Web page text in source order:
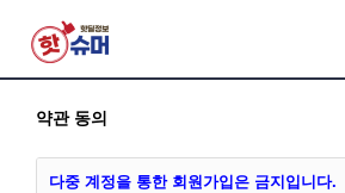
약관 동의
다중 계정을 통한 회원가입은 금지입니다.